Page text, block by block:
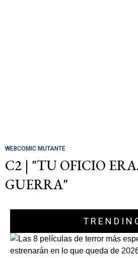
WEBCOMIC MUTANTE
C2 | "TU OFICIO
GUERRA"